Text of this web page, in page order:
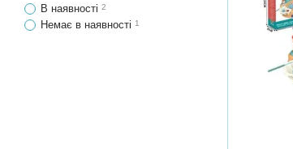
В наявності 2
Немає в наявності 1